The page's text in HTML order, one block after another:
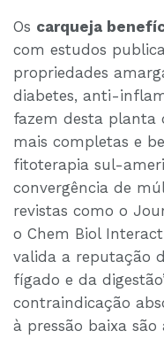
Os carqueja
com estudos
propriedades
diabetes, anti-
fazem desta planta
mais completas e
fitoterapia sul-
convergência de
revistas como o
o Chem Biol
valida a reputação
fígado e da
contraindicação
à pressão baixa